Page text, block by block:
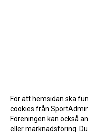
För att hemsidan ska
cookies från
Föreningen kan också
eller marknadsföring.